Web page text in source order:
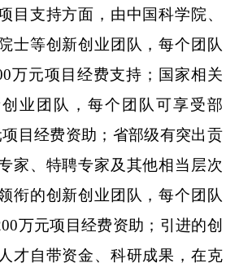
目支持方面，由中国科学院、
士等创新创业团队，每个团队
万元项目经费支持；国家相关
业团队，每个团队可享受部
项目经费资助；省部级有突出贡
家、特聘专家及其他相当层次
衔的创新创业团队，每个团队
万元项目经费资助；引进的创
才自带资金、科研成果，在克